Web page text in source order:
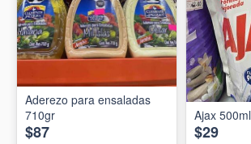
Aderezo para ensaladas
710gr
$87
Ajax 500ml
$29